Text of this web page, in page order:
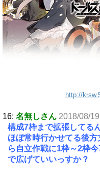
http://
16: 名無しさん 2018/08/
構成7枠まで拡張してる
ほぼ常時行かせてる後
ら自立作戦に1枠～2枠
で広げていいっすか？